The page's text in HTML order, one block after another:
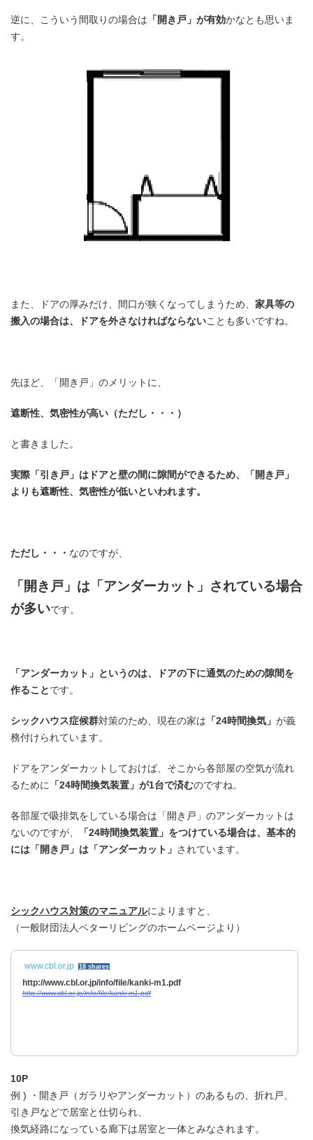
逆に、こういう間取りの場合は 「開き戸」が有効かなとも思いま
す。
また、ドアの厚みだけ、間口が狭くなってしまうため、 家具等の
搬入の場合は、ドアを外さなければならないことも多いですね。
先ほど、「開き戸」のメリットに、
遮断性、気密性が高い（ただし・・・）
と書きました。
実際「引き戸」はドアと壁の間に隙間ができるため、「開き戸」
よりも遮断性、気密性が低いといわれます。
ただし・・・ なのですが、
「開き戸」は「アンダーカット」されている場合
が多いです。
「アンダーカット」というのは、ドアの下に通気のための隙間を
作ることです。
シックハウス症候群対策のため、現在の家は 「24時間換気」 が義
務付けられています。
ドアをアンダーカットしておけば、そこから各部屋の空気が流れ
るために
「24時間換気装置」が1台で済むのですね。
各部屋で吸排気をしている場合は「開き戸」のアンダーカットは
ないのですが、
「24時間換気装置」をつけている場合は、基本的
には「開き戸」は「アンダーカット」 されています。
シックハウス対策のマニュアルによりますと、
（一般財団法人ベターリビングのホームページより）
www.cbl.or.jp 18 shares
http://www.cbl.or.jp/info/file/kanki-m1.pdf
http://www.cbl.or.jp/info/file/kanki-m1.pdf
10P
例 ) ・開き戸（ガラリやアンダーカット）のあるもの、折れ戸、
引き戸などで居室と仕切られ、
換気経路になっている廊下は居室と一体とみなされます。